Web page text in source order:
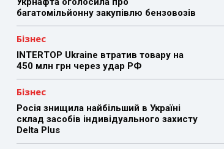
багатомільйонну закупівлю бензовозів
Бізнес
INTERTOP Ukraine втратив товару на
450 млн грн через удар РФ
Бізнес
Росія знищила найбільший в Україні
склад засобів індивідуального захисту
Delta Plus